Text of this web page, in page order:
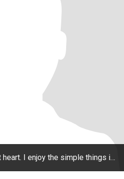
I am a romantic at heart. I enjoy the simple things in life and want to share life’s adventure with a special woman. I am easy going and flexible with an open mind. I enjoy laughter and a little mischief with that special someone. In general I like t